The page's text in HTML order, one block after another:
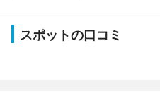
スポットの口コミ